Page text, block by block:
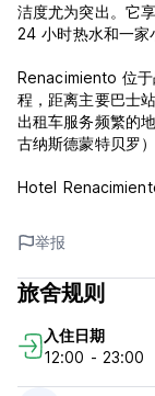
洁度尤为突出。它
24 小时热水和一家
Renacimiento 位
程，距离主要巴士
出租车服务频繁的
古纳斯德蒙特贝罗
Hotel
卫生纸等个人卫生服
科米坦·德·多明格
个神奇的小镇。其
雷纳西门托条款和
举报
旅舍规则
入住日期
12:00 - 23:00